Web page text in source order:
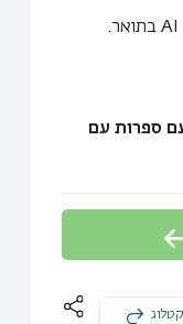
ספרות עם